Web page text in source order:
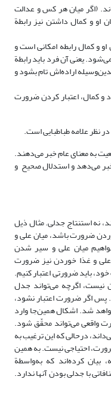
(اگر میان هر کس و عدالت
او و کمال داشتن نیز رابطة
و کمال رابطه امکانی است و
یعنی آن فرد باید رابطة
اراده‌اش تام بشود و
کمال، اعتبار کردن ضرورت
نظر علامه طباطبایی است.
به معنای عام خبر می‌دهند.
خبر می‌دهد و استدلال صحیح و
نه استنتاج جدلی. مثال ذیل
ضرورت باشد، میان علی و
میان علی و سیر شدن
و غذا خوردن نیز ضرورت
باید ضرورتی اعتبار کنیم.
نیست، اگرچه می‌تواند جدل
اگر ضرورت اعتبار نشود،
شد. اشکال همین‌جا وارد
واقعی می‌تواند محقّق شود.
در‌حالی که این ترغیب به
احتیاجی نیست. به همین
بیان کرده‌اند که به‌واسطة‌
با جدلی بودن آنها ندارد.